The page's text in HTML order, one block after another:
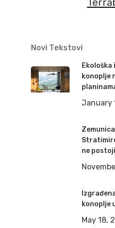
Novi Tekstovi
Ekološka
konoplje
January
ne
konoplje
May 18,